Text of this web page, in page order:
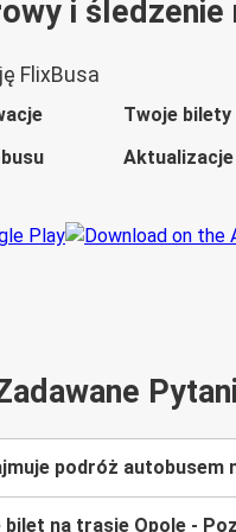
i śledzenie
FlixBusa
Twoje bilety
podróż autobusem
na trasie Opole -